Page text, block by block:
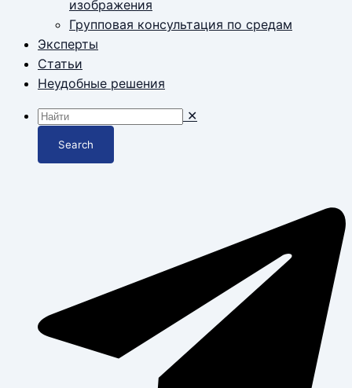
изображения
Групповая консультация по средам
Эксперты
Статьи
Неудобные решения
✕